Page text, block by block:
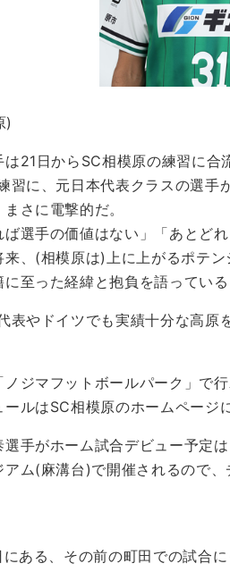
)
21日からSC相模原の練習に合
に、元日本代表クラスの選手
さに電撃的だ。
ば選手の価値はない」「あとど
来、(相模原は)上に上がるポテ
至った経緯と抱負を語っている
やドイツでも実績十分な高原
ジマフットボールパーク」で行
ルはSC相模原のホームページ
手がホーム試合デビュー予定
ム(麻溝台)で開催されるので、
ある、その前の町田での試合に